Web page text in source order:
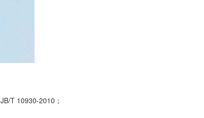
JB/T 10930-2010 ；